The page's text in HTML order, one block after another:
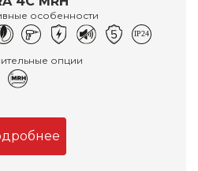
особенности
опции